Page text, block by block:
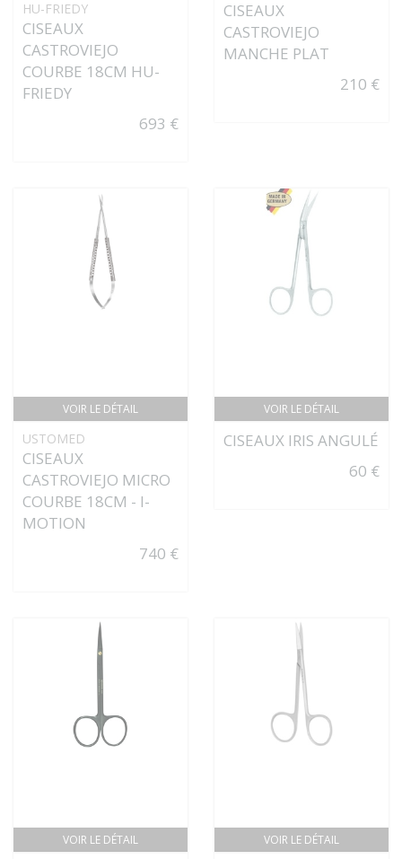
HU-FRIEDY
CISEAUX
CASTROVIEJO
COURBE 18CM HU-
FRIEDY
693 €
CISEAUX
CASTROVIEJO
MANCHE PLAT
210 €
VOIR LE DÉTAIL
USTOMED
CISEAUX
CASTROVIEJO MICRO
COURBE 18CM - I-
MOTION
740 €
VOIR LE DÉTAIL
CISEAUX IRIS ANGULÉ
60 €
VOIR LE DÉTAIL VOIR LE DÉTAIL